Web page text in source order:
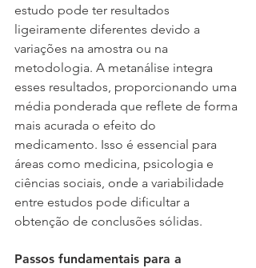
estudo pode ter resultados
ligeiramente diferentes devido a
variações na amostra ou na
metodologia. A metanálise integra
esses resultados, proporcionando uma
média ponderada que reflete de forma
mais acurada o efeito do
medicamento. Isso é essencial para
áreas como medicina, psicologia e
ciências sociais, onde a variabilidade
entre estudos pode dificultar a
obtenção de conclusões sólidas.
Passos fundamentais para a